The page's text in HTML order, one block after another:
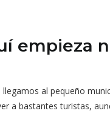
empieza
al pequeño
a bastantes turistas,